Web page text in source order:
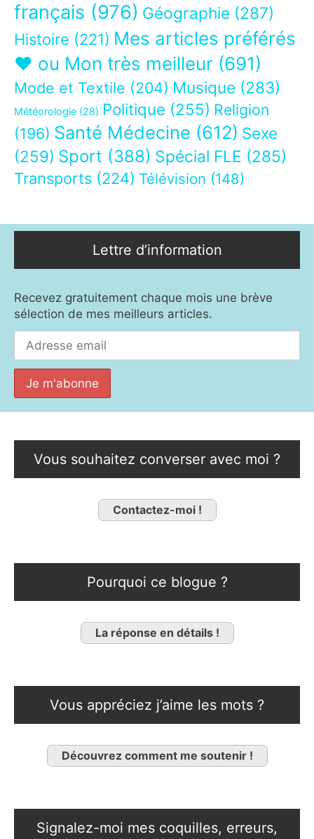
français (976) Géographie (287)
Histoire (221) Mes articles préférés
❤ ou Mon très meilleur (691)
Mode et Textile (204) Musique (283)
Météorologie (28) Politique (255) Religion
(196) Santé Médecine (612) Sexe
(259) Sport (388) Spécial FLE (285)
Transports (224) Télévision (148)
Lettre d’information
Recevez gratuitement chaque mois une brève
sélection de mes meilleurs articles.
Vous souhaitez converser avec moi ?
Contactez-moi !
Pourquoi ce blogue ?
La réponse en détails !
Vous appréciez j’aime les mots ?
Découvrez comment me soutenir !
Signalez-moi mes coquilles, erreurs,